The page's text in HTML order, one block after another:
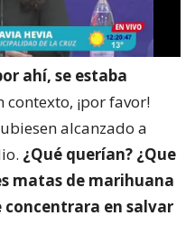
ahí, se estaba
contexto, ¡por favor!
alcanzado a
¿Qué querían? ¿Que
matas de marihuana
concentrara en salvar